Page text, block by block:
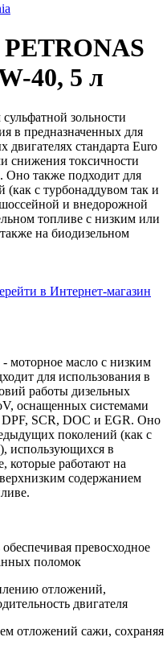
40, 5 л
зольности
в предназначенных для
стандарта Euro
снижения токсичности
Оно также подходит для
с турбонаддувом так и
и внедорожной
топливе с низким или
на биодизельном
в Интернет-магазин
- моторное масло с низким
для использования в
работы дизельных
оснащенных системами
SCR, DOC и EGR. Оно
поколений (как с
использующихся в
которые работают на
содержанием
превосходное
поломок
отложений,
двигателя
отложений сажи, сохраняя